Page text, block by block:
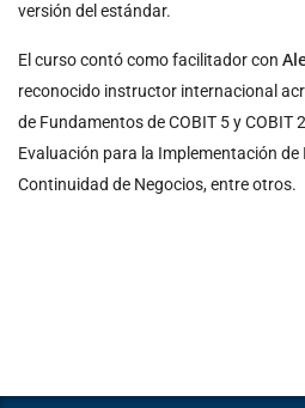
versión del estándar.
El curso contó como facilitador con
reconocido instructor internacional
de Fundamentos de COBIT 5 y COBIT
Evaluación para la Implementación de
Continuidad de Negocios, entre otros.